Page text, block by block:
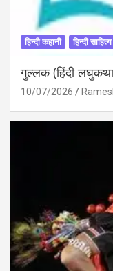
हिन्दी कहानी हिन्दी साहित्य
गुल्लक (हिंदी
10/07/2026